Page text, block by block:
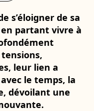
s’éloigner de sa
partant vivre à
leur lien a
le temps, la
dévoilant une